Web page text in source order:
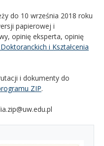
do 10 września 2018 roku
papierowej i
opinię eksperta, opinię
i Kształcenia
i dokumenty do
ZIP.